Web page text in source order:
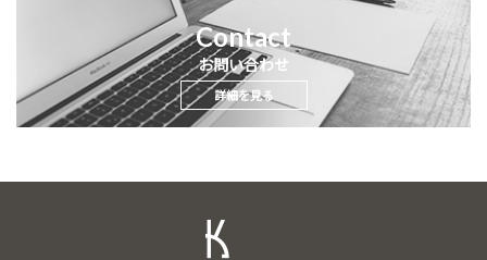
Contact
お問い合わせ
詳細を見る